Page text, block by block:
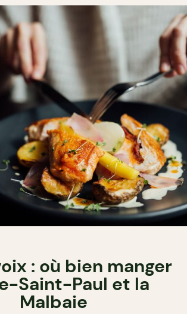
: où bien manger
Saint-Paul et la
Malbaie